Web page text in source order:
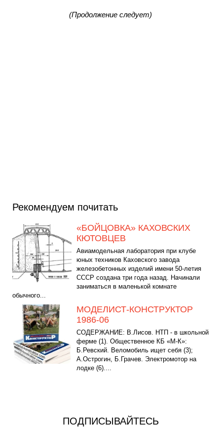
(Продолжение следует)
Рекомендуем почитать
«БОЙЦОВКА» КАХОВСКИХ
КЮТОВЦЕВ
Авиамодельная лаборатория при клубе
юных техников Каховского завода
железобетонных изделий имени 50-летия
СССР создана три года назад. Начинали
заниматься в маленькой комнате
обычного...
МОДЕЛИСТ-КОНСТРУКТОР
1986-06
СОДЕРЖАНИЕ: В.Лисов. НТП - в школьной
ферме (1). Общественное КБ «М-К»:
Б.Ревский. Веломобиль ищет себя (3);
А.Острогин, Б.Грачев. Электромотор на
лодке (6)....
ПОДПИСЫВАЙТЕСЬ